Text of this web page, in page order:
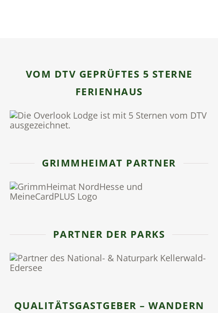
VOM DTV GEPRÜFTES 5 STERNE
FERIENHAUS
GRIMMHEIMAT PARTNER
PARTNER DER PARKS
QUALITÄTSGASTGEBER – WANDERN